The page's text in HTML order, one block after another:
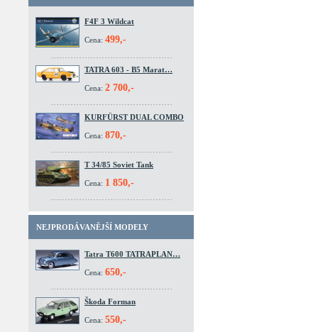
F4F 3 Wildcat
Cena: 499,-
TATRA 603 - B5 Marat…
Cena: 2 700,-
KURFÜRST DUAL COMBO
Cena: 870,-
T 34/85 Soviet Tank
Cena: 1 850,-
NEJPRODÁVANĚJŠÍ MODELY
Tatra T600 TATRAPLAN…
Cena: 650,-
Škoda Forman
Cena: 550,-